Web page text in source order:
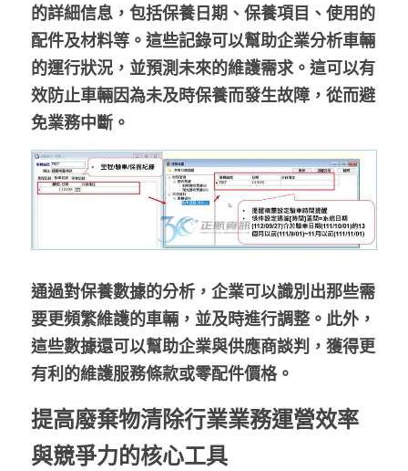
的詳細信息，包括保養日期、保養項目、使用的
配件及材料等。這些記錄可以幫助企業分析車輛
的運行狀況，並預測未來的維護需求。這可以有
效防止車輛因為未及時保養而發生故障，從而避
免業務中斷。
通過對保養數據的分析，企業可以識別出那些需
要更頻繁維護的車輛，並及時進行調整。此外，
這些數據還可以幫助企業與供應商談判，獲得更
有利的維護服務條款或零配件價格。
提高廢棄物清除行業業務運營效率
與競爭力的核心工具